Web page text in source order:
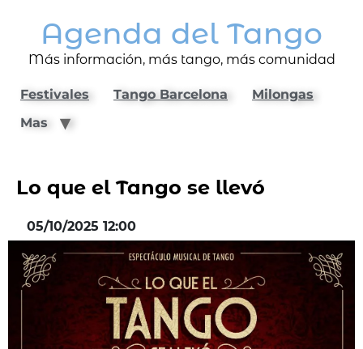
Agenda del Tango
Más información, más tango, más comunidad
Festivales Tango Barcelona
Milongas
Mas
Lo que el Tango se llevó
05/10/2025 12:00